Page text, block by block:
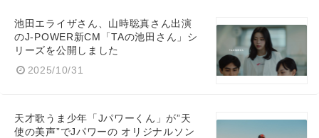
池田エライザさん、山時聡真さん出演
のJ-POWER新CM「TAの池田さん」シ
リーズを公開しました
2025/10/31
天才歌うま少年「Jパワーくん」が”天
使の美声”でJパワーの オリジナルソン